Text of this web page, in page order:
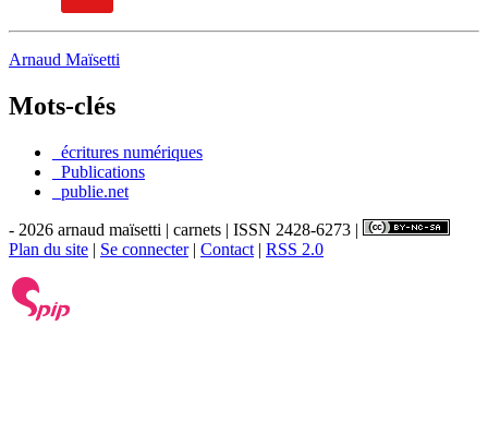
Arnaud Maïsetti
Mots-clés
_écritures numériques
_Publications
_publie.net
- 2026 arnaud maïsetti | carnets | ISSN 2428-6273 |
Plan du site | Se connecter| Contact | RSS 2.0